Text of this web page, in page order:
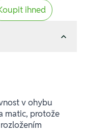
ihned
v ohybu
matic, protože